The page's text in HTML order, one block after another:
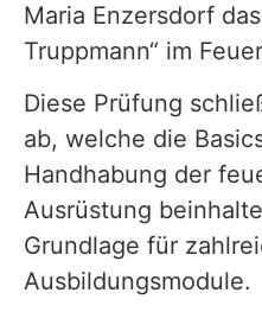
Maria Enzersdorf
Truppmann“ im
Diese Prüfung
ab, welche die
Handhabung der
Ausrüstung
Grundlage für
Ausbildungsmodule.